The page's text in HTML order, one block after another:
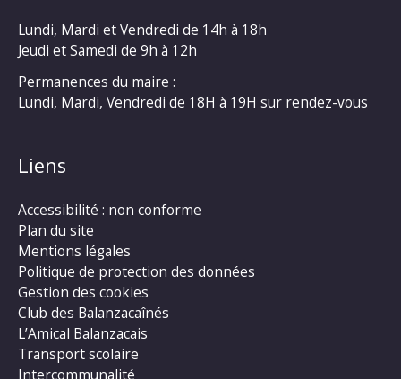
Lundi, Mardi et Vendredi de 14h à 18h
Jeudi et Samedi de 9h à 12h
Permanences du maire :
Lundi, Mardi, Vendredi de 18H à 19H sur rendez-vous
Liens
Accessibilité : non conforme
Plan du site
Mentions légales
Politique de protection des données
Gestion des cookies
Club des Balanzacaînés
L’Amical Balanzacais
Transport scolaire
Intercommunalité